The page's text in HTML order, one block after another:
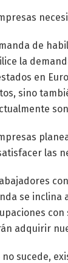
de
la
en
sino
las
se inclina
adquirir
no sucede,